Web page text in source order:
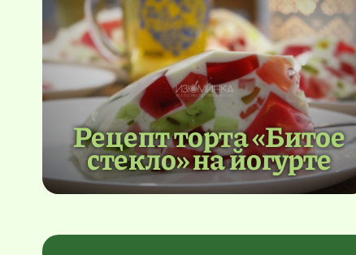
Рецепт торта «Битое
стекло» на йогурте